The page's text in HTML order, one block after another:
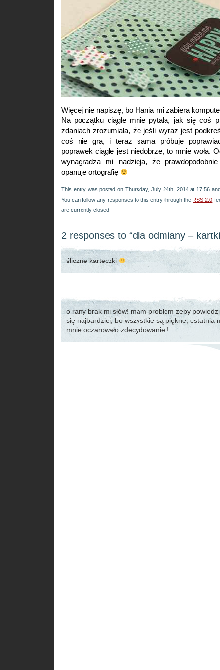
Więcej nie napiszę, bo Hania mi zabiera
Na początku ciągle mnie pytała, jak się coś
zdaniach zrozumiała, że jeśli wyraz jest
coś nie gra, i teraz sama próbuje
poprawek ciągle jest niedobrze, to mnie woła.
wynagradza mi nadzieja, że
opanuje ortografię
This entry was posted on Thursday, July 24th, 2014 at 17:56
You can follow any responses to this entry through the RSS 2.0
are currently closed.
2 responses to “dla odmiany –
śliczne karteczki
o rany brak mi słów! mam problem zeby
się najbardziej, bo wszystkie są piękne, ostatnia
mnie oczarowało zdecydowanie !